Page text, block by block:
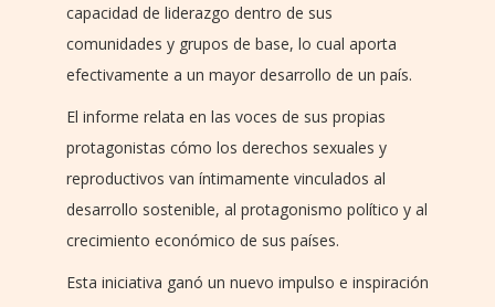
capacidad de liderazgo dentro de sus
comunidades y grupos de base, lo cual aporta
efectivamente a un mayor desarrollo de un país.
El informe relata en las voces de sus propias
protagonistas cómo los derechos sexuales y
reproductivos van íntimamente vinculados al
desarrollo sostenible, al protagonismo político y al
crecimiento económico de sus países.
Esta iniciativa ganó un nuevo impulso e inspiración